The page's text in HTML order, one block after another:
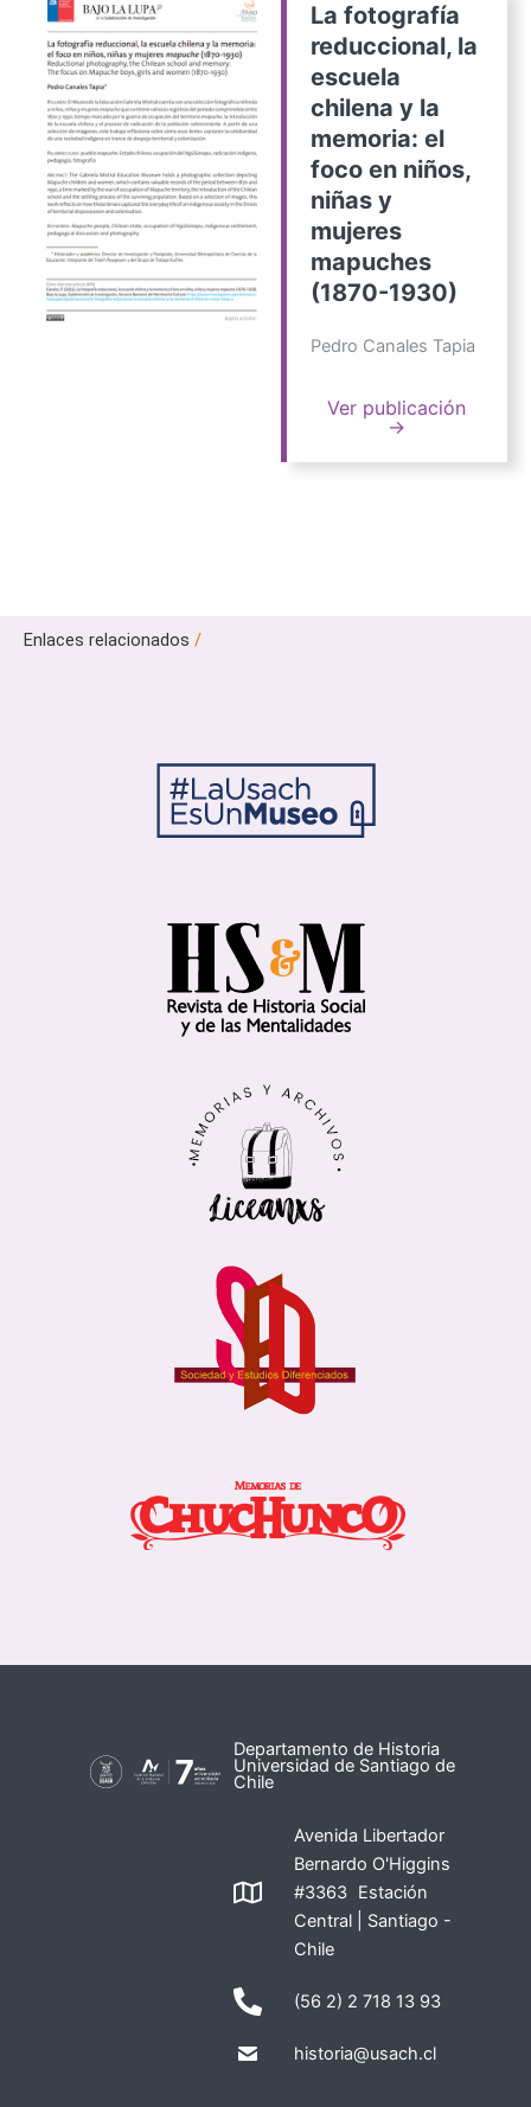
La fotografía
reduccional, la
escuela
chilena y la
memoria: el
foco en niños,
niñas y
mujeres
mapuches
(1870-1930)
Pedro Canales Tapia
Ver publicación
→
Enlaces relacionados /
Departamento de Historia
Universidad de Santiago de
Chile
Avenida Libertador
Bernardo O'Higgins
#3363 Estación
Central | Santiago -
Chile
(56 2) 2 718 13 93
historia@usach.cl